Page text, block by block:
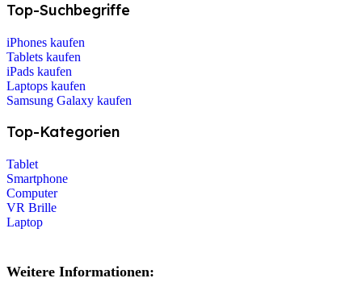
Top-Suchbegriffe
iPhones kaufen
Tablets kaufen
iPads kaufen
Laptops kaufen
Samsung Galaxy kaufen
Top-Kategorien
Tablet
Smartphone
Computer
VR Brille
Laptop
Weitere Informationen: